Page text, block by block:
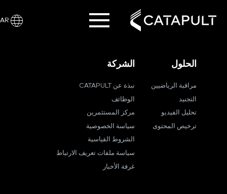
الحلول
مراقبة الرياضيين
التجنيد
تحليل الفيديو
ترخيص المحتوى
الشركة
نبذة عن CATAPULT
الوظائف
مركز المستثمرين
سياسة الخصوصية
الشروط القياسية
سياسة ملفات تعريف الارتباط
غرفة الأخبار